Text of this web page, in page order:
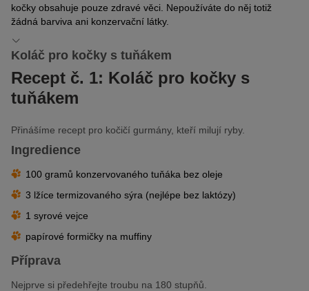
kočky obsahuje pouze zdravé věci. Nepoužíváte do něj totiž
žádná barviva ani konzervační látky.
Koláč pro kočky s tuňákem
Recept č. 1: Koláč pro kočky s
tuňákem
Přinášíme recept pro kočičí gurmány, kteří milují ryby.
Ingredience
100 gramů konzervovaného tuňáka bez oleje
3 lžíce termizovaného sýra (nejlépe bez laktózy)
1 syrové vejce
papírové formičky na muffiny
Příprava
Nejprve si předehřejte troubu na 180 stupňů.